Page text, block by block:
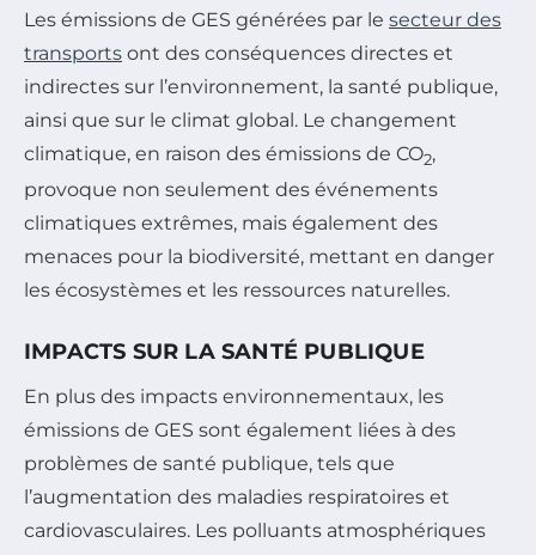
Les émissions de GES générées par le secteur des
transports ont des conséquences directes et
indirectes sur l’environnement, la santé publique,
ainsi que sur le climat global. Le changement
climatique, en raison des émissions de CO2,
provoque non seulement des événements
climatiques extrêmes, mais également des
menaces pour la biodiversité, mettant en danger
les écosystèmes et les ressources naturelles.
IMPACTS SUR LA SANTÉ PUBLIQUE
En plus des impacts environnementaux, les
émissions de GES sont également liées à des
problèmes de santé publique, tels que
l’augmentation des maladies respiratoires et
cardiovasculaires. Les polluants atmosphériques